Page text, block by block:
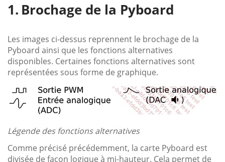
Brochage de la Pyboard
Les images ci-dessus reprennent le brochage de la
Pyboard ainsi que les fonctions alternatives
disponibles. Certaines fonctions alternatives sont
représentées sous forme de graphique.
Légende des fonctions alternatives
Comme précisé précédemment, la carte Pyboard est
divisée de façon logique à mi-hauteur. Cela permet de